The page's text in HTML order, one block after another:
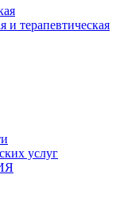
и терапевтическая
услуг